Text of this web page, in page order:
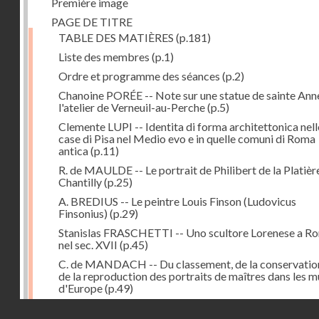
PAGE DE TITRE
TABLE DES MATIÈRES (p.181)
Liste des membres (p.1)
Ordre et programme des séances (p.2)
Chanoine PORÉE -- Note sur une statue de sainte
l'atelier de Verneuil-au-Perche(p.5)
Clemente LUPI -- Identita di forma architettonica
case di Pisa nel Medio evo e in quelle comuni di Roma
antica(p.11)
R. de MAULDE -- Le portrait de Philibert de la
Chantilly(p.25)
A. BREDIUS -- Le peintre Louis Finson (Ludovicus
Finsonius) (p.29)
Stanislas FRASCHETTI -- Uno scultore Lorenese a
nel sec. XVII (p.45)
C. de MANDACH -- Du classement, de la
de la reproduction des portraits de maîtres dans les
d'Europe(p.49)